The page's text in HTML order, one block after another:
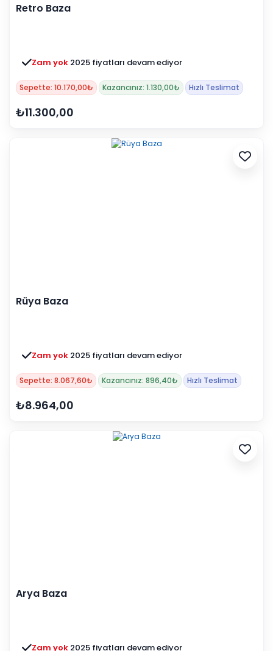
Retro Baza
Zam yok 2025 fiyatları devam ediyor
Sepette: 10.170,00₺ Kazancınız: 1.130,00₺ Hızlı Teslimat
₺11.300,00
Rüya Baza
Zam yok 2025 fiyatları devam ediyor
Sepette: 8.067,60₺ Kazancınız: 896,40₺ Hızlı Teslimat
₺8.964,00
Arya Baza
Zam yok 2025 fiyatları devam ediyor